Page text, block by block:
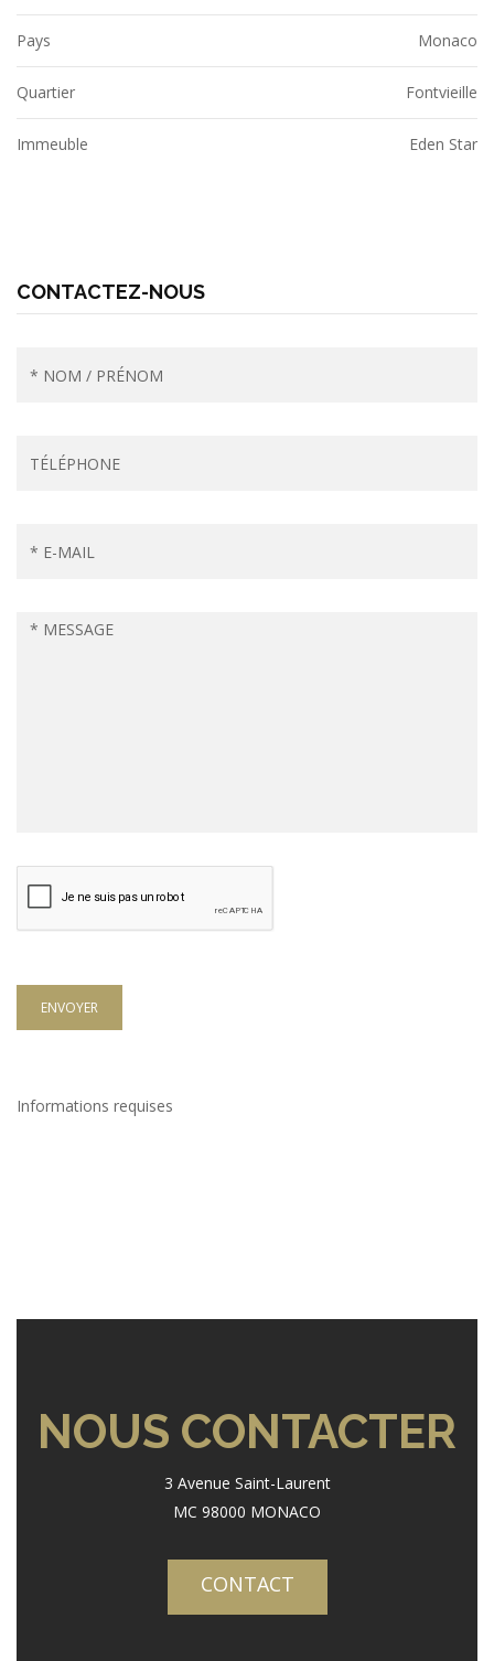
Pays Monaco
Quartier Fontvieille
Immeuble Eden Star
CONTACTEZ-NOUS
ENVOYER
Informations requises
NOUS CONTACTER
3 Avenue Saint-Laurent
MC 98000 MONACO
CONTACT